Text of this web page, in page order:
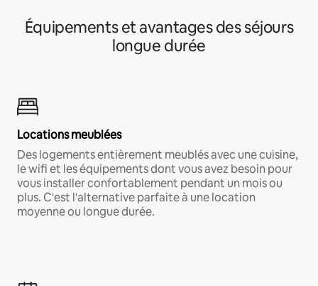
Équipements et avantages des séjours
longue durée
Locations meublées
Des logements entièrement meublés avec une cuisine,
le wifi et les équipements dont vous avez besoin pour
vous installer confortablement pendant un mois ou
plus. C'est l'alternative parfaite à une location
moyenne ou longue durée.